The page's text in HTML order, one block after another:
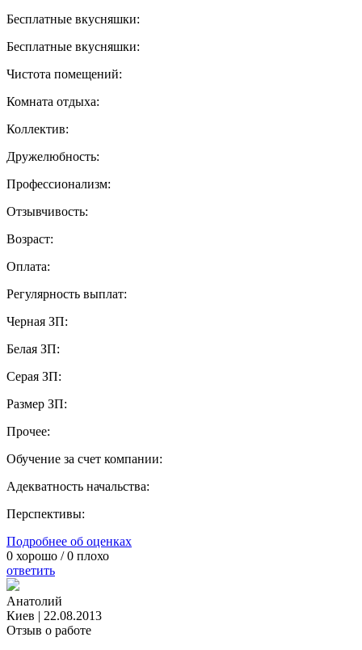
Бесплатные вкусняшки:
Бесплатные вкусняшки:
Чистота помещений:
Комната отдыха:
Коллектив:
Дружелюбность:
Профессионализм:
Отзывчивость:
Возраст:
Оплата:
Регулярность выплат:
Черная ЗП:
Белая ЗП:
Серая ЗП:
Размер ЗП:
Прочее:
Обучение за счет компании:
Адекватность начальства:
Перспективы:
Подробнее об оценках
0 хорошо /0 плохо
ответить
Анатолий
Киев | 22.08.2013
Отзыв о работе